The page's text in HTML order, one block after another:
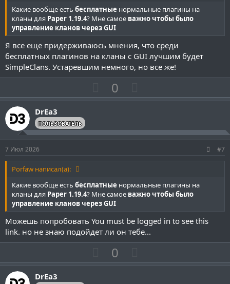
ы
й
г
о
л
о
с
ы
й
г
о
л
о
с
Какие вообще есть бесплатные нормальные плагины на
кланы для Paper 1.19.4? Мне самое важно чтобы было
управление кланов через GUI
Я все еще придерживаюсь мнения, что среди
бесплатных плагинов на кланы с GUI лучшим будет
SimpleClans. Устаревшим немного, но все же!
П
о
т
в
ы
й
г
о
л
о
с
0
е
т
в
ы
й
г
о
л
о
с
DrEa3
ПОЛЬЗОВАТЕЛЬ
7 Июл 2026 #7
Porfaw написал(а):
Какие вообще есть бесплатные нормальные плагины на
кланы для Paper 1.19.4? Мне самое важно чтобы было
управление кланов через GUI
Можешь попробовать You must be logged in to see this
link. но не знаю подойдет ли он тебе...
П
о
0
е
DrEa3